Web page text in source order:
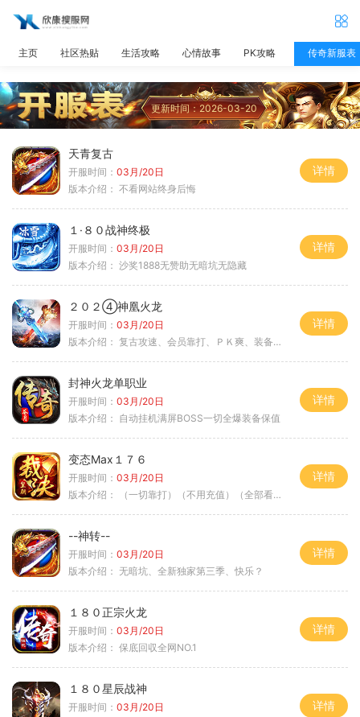
主页 社区热贴 生活攻略 心情故事 PK攻略 传奇新服表
更新时间：2026-03-20
天青复古
开服时间： 03月/20日
版本介绍： 不看网站终身后悔
详情
１·８０战神终极
开服时间： 03月/20日
版本介绍： 沙奖1888无赞助无暗坑无隐藏
详情
２０２④神凰火龙
开服时间： 03月/20日
版本介绍： 复古攻速、会员靠打、ＰＫ爽、装备全爆
详情
封神火龙单职业
开服时间： 03月/20日
版本介绍： 自动挂机满屏BOSS一切全爆装备保值
详情
变态Max１７６
开服时间： 03月/20日
版本介绍：
（一切靠打）（不用充值）（全部看脸）
详情
--神转--
开服时间： 03月/20日
版本介绍： 无暗坑、全新独家第三季、快乐？
详情
１８０正宗火龙
开服时间： 03月/20日
版本介绍： 保底回収全网NO.1
详情
１８０星辰战神
开服时间： 03月/20日
详情